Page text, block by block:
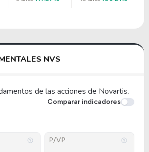
NVS
de las acciones de Novartis.
Comparar indicadores
P/VP